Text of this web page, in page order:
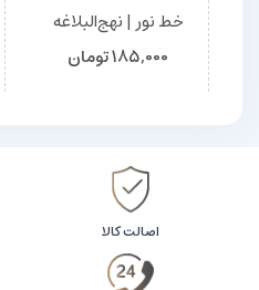
خط نور | نهج‌البلاغه
185,000تومان
اصالت کالا